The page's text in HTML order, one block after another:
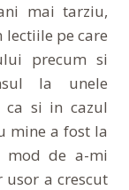
mai tarziu,
lectiile pe care
precum si
la unele
ca si in cazul
mine a fost la
mod de a-mi
a crescut